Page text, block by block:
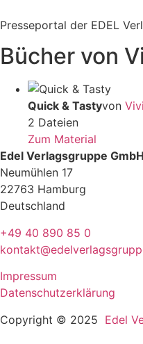
Inhalt
Presseportal der EDEL
Bücher von
Quick & Tastyvon
2 Dateien
Zum Material
Edel Verlagsgruppe GmbH
Neumühlen 17
22763 Hamburg
Deutschland
+49 40 890 85 0
Impressum
Datenschutzerklärung
Copyright © 2025 Edel